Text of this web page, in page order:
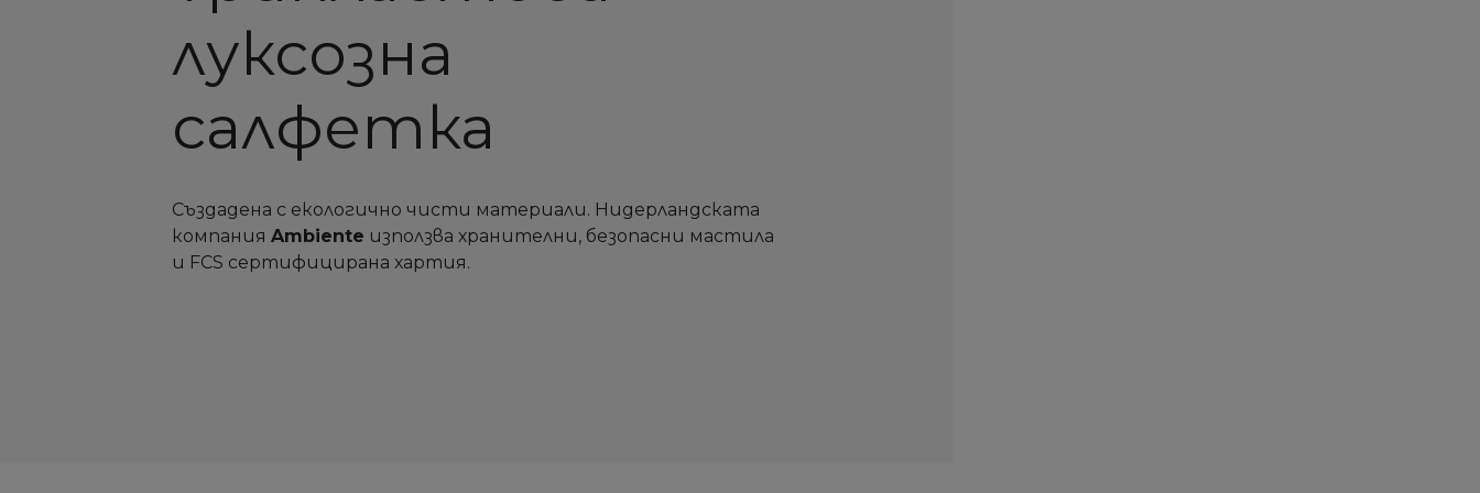
луксозна
салфетка
Създадена с екологично чисти материали. Нидерландската
компания Ambiente използва хранителни, безопасни мастила
и FCS сертифицирана хартия.